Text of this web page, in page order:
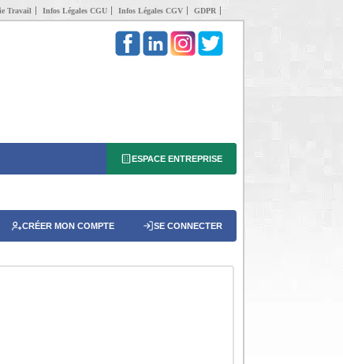
Travail Infos Légales CGU Infos Légales CGV GDPR
ESPACE ENTREPRISE
CRÉER MON COMPTE SE CONNECTER